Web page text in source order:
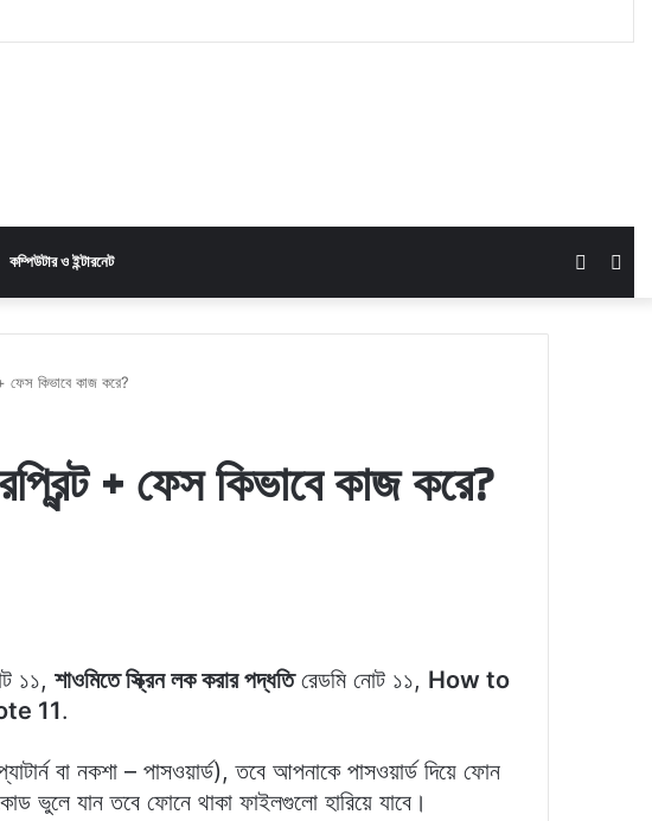
কম্পিউটার ও ইন্টারনেট Switch
কিভাবে কাজ করে?
+ ফেস কিভাবে কাজ করে?
১১, শাওমিতে স্ক্রিন লক করার পদ্ধতিরেডমি নোট ১১, How to
11.
বা নকশা – পাসওয়ার্ড), তবে আপনাকে পাসওয়ার্ড দিয়ে ফোন
ভুলে যান তবে ফোনে থাকা ফাইলগুলো হারিয়ে যাবে।